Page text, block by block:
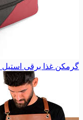
گرمکن غذا برقی استیل